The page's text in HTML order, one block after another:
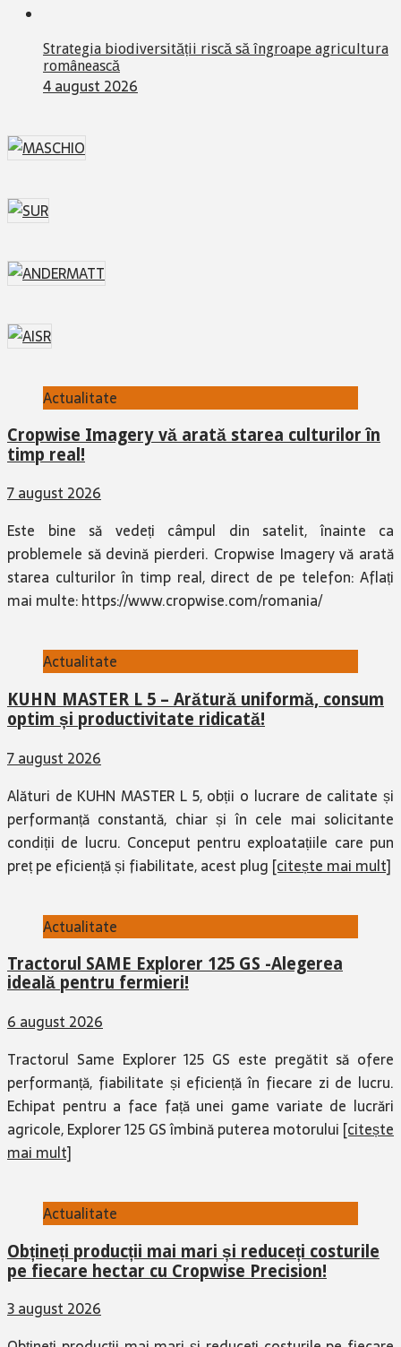
Strategia biodiversității riscă să îngroape agricultura
românească
4 august 2026
Actualitate
Cropwise Imagery vă arată starea culturilor în
timp real!
7 august 2026
Este bine să vedeți câmpul din satelit, înainte ca
problemele să devină pierderi. Cropwise Imagery vă arată
starea culturilor în timp real, direct de pe telefon: Aflați
mai multe: https://www.cropwise.com/romania/
Actualitate
KUHN MASTER L 5 – Arătură uniformă, consum
optim și productivitate ridicată!
7 august 2026
Alături de KUHN MASTER L 5, obții o lucrare de calitate și
performanță constantă, chiar și în cele mai solicitante
condiții de lucru. Conceput pentru exploatațiile care pun
preț pe eficiență și fiabilitate, acest plug [citește mai mult]
Actualitate
Tractorul SAME Explorer 125 GS -Alegerea
ideală pentru fermieri!
6 august 2026
Tractorul Same Explorer 125 GS este pregătit să ofere
performanță, fiabilitate și eficiență în fiecare zi de lucru.
Echipat pentru a face față unei game variate de lucrări
agricole, Explorer 125 GS îmbină puterea motorului [citește
mai mult]
Actualitate
Obțineți producții mai mari și reduceți costurile
pe fiecare hectar cu Cropwise Precision!
3 august 2026